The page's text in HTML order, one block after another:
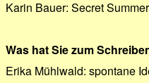
Karin Bauer: Secret Summer
Was hat Sie zum
Erika Mühlwald: spontane